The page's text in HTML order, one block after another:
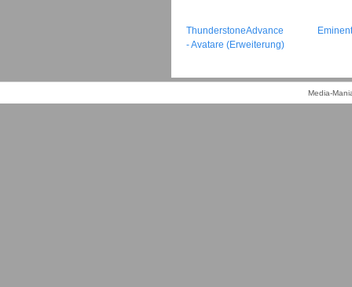
ThunderstoneAdvance
- Avatare (Erweiterung)
Media-